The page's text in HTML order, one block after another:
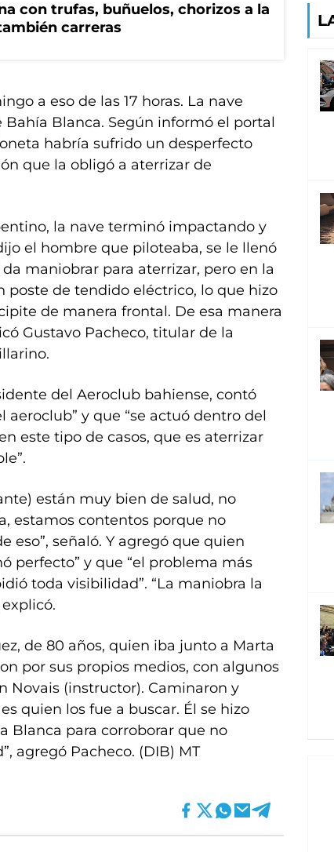
con trufas, buñuelos, chorizos a la
carreras
a eso de las 17 horas. La nave
Blanca. Según informó el portal
habría sufrido un desperfecto
que la obligó a aterrizar de
la nave terminó impactando y
el hombre que piloteaba, se le llenó
maniobrar para aterrizar, pero en la
poste de tendido eléctrico, lo que hizo
de manera frontal. De esa manera
Gustavo Pacheco, titular de la
del Aeroclub bahiense, contó
aeroclub” y que “se actuó dentro del
este tipo de casos, que es aterrizar
están muy bien de salud, no
estamos contentos porque no
eso”, señaló. Y agregó que quien
perfecto” y que “el problema más
toda visibilidad”. “La maniobra la
de 80 años, quien iba junto a Marta
por sus propios medios, con algunos
Novais (instructor). Caminaron y
quien los fue a buscar. Él se hizo
Blanca para corroborar que no
agregó Pacheco. (DIB) MT